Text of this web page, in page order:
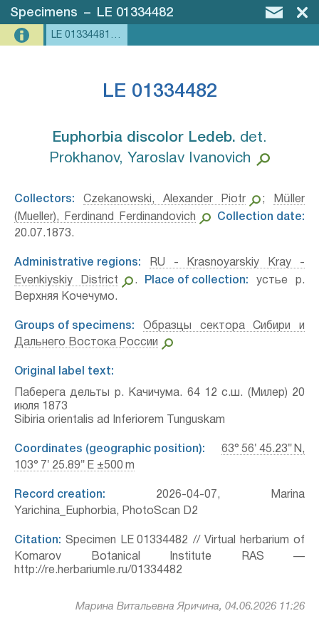
Specimens – LE 01334482
LE 01334481, LE 01334482
LE 01334482
Euphorbia discolor Ledeb.⁣ det.
Prokhanov, Yaroslav Ivanovich
Collectors: Czekanowski, Alexander Piotr ;
Müller
(Mueller), Ferdinand Ferdinandovich
Collection date:
20.07.1873.
Administrative regions:
RU - Krasnoyarskiy Kray -
Evenkiyskiy District
. Place of collection: устье р.
Верхняя Кочечумо.
Groups of specimens:
Образцы сектора Сибири и
Дальнего Востока России
Original label text:
Паберега дельты р. Качичума. 64 12 с.ш. (Милер) 20
июля 1873
Sibiria orientalis ad Inferiorem Tunguskam
Coordinates (geographic position):
63° 56′ 45.23″ N,
103° 7′ 25.89″ E ±500 m
Record creation: 2026-04-07, Marina
Yarichina_Euphorbia, PhotoScan D2
Citation: Specimen LE 01334482 // Virtual herbarium of
Komarov Botanical Institute RAS —
http://re.herbariumle.ru/01334482
Марина Витальевна Яричина, 04.06.2026 11:26